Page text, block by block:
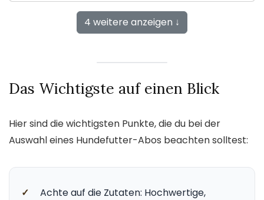
4 weitere anzeigen ↓
Das Wichtigste auf einen Blick
Hier sind die wichtigsten Punkte, die du bei der
Auswahl eines Hundefutter-Abos beachten solltest:
✓
Achte auf die Zutaten: Hochwertige,